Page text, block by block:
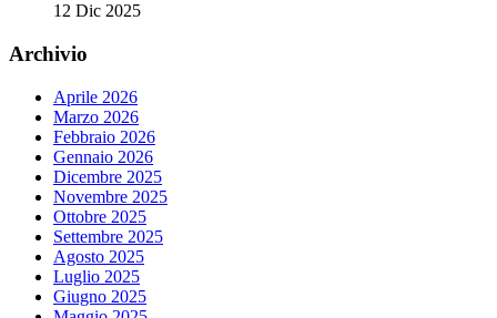
12 Dic 2025
Archivio
Aprile 2026
Marzo 2026
Febbraio 2026
Gennaio 2026
Dicembre 2025
Novembre 2025
Ottobre 2025
Settembre 2025
Agosto 2025
Luglio 2025
Giugno 2025